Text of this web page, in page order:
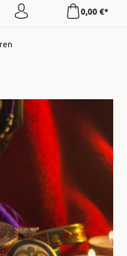
0,00 €*